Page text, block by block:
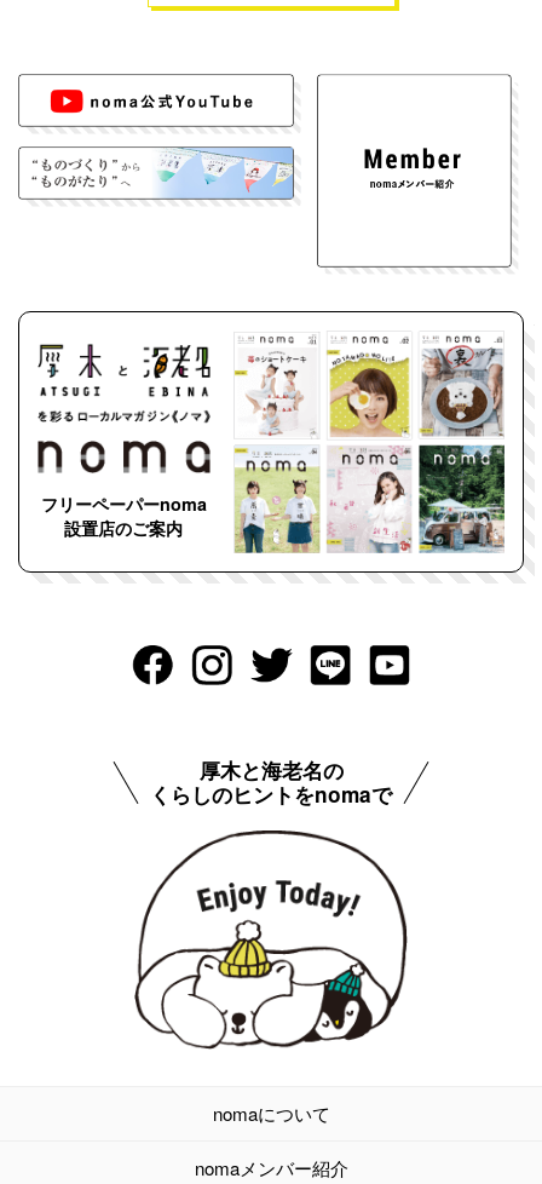
フリーペーパーnoma
設置店のご案内
厚木と海老名の
くらしのヒントをnomaで
nomaについて
nomaメンバー紹介